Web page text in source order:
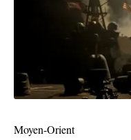
Moyen-Orient